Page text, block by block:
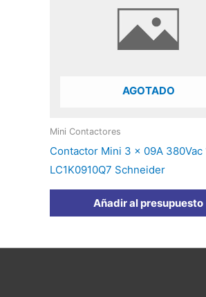
AGOTADO
Mini Contactores
Contactor Mini 3 x 09A 380Vac
LC1K0910Q7 Schneider
Añadir al presupuesto